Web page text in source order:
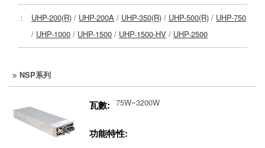
： UHP-200(R) / UHP-200A / UHP-350(R) / UHP-500(R) / UHP-750
/ UHP-1000 / UHP-1500 / UHP-1500-HV / UHP-2500
NSP系列
瓦數: 75W~3200W
功能特性: